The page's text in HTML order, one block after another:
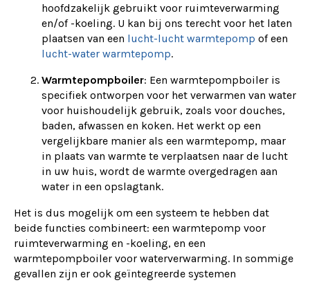
hoofdzakelijk gebruikt voor ruimteverwarming
en/of -koeling. U kan bij ons terecht voor het laten
plaatsen van een lucht-lucht warmtepomp of een
lucht-water warmtepomp.
Warmtepompboiler: Een warmtepompboiler is
specifiek ontworpen voor het verwarmen van water
voor huishoudelijk gebruik, zoals voor douches,
baden, afwassen en koken. Het werkt op een
vergelijkbare manier als een warmtepomp, maar
in plaats van warmte te verplaatsen naar de lucht
in uw huis, wordt de warmte overgedragen aan
water in een opslagtank.
Het is dus mogelijk om een systeem te hebben dat
beide functies combineert: een warmtepomp voor
ruimteverwarming en -koeling, en een
warmtepompboiler voor waterverwarming. In sommige
gevallen zijn er ook geïntegreerde systemen